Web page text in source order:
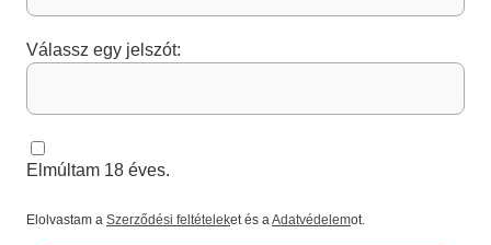
Válassz egy jelszót:
Elmúltam 18 éves.
Elolvastam a Szerződési feltételeket és aAdatvédelemot.